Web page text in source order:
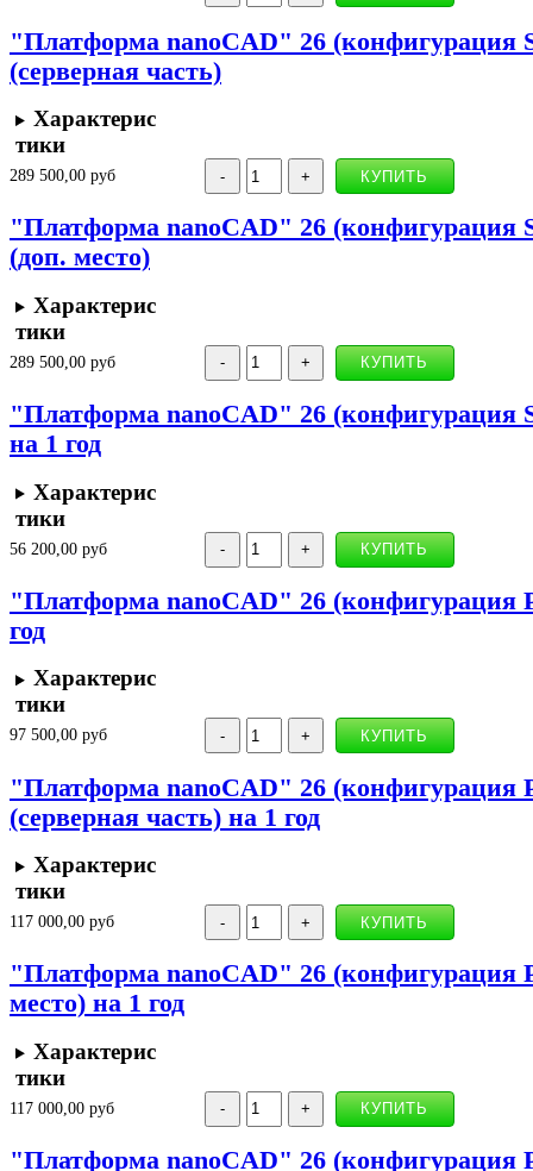
"Платформа nanoCAD" 26 (конфигурация
(серверная часть)
Характерис
тики
289 500,00 руб
"Платформа nanoCAD" 26 (конфигурация
(доп. место)
Характерис
тики
289 500,00 руб
"Платформа nanoCAD" 26 (конфигурация
на 1 год
Характерис
тики
56 200,00 руб
"Платформа nanoCAD" 26 (конфигурация
год
Характерис
тики
97 500,00 руб
"Платформа nanoCAD" 26 (конфигурация
(серверная часть) на 1 год
Характерис
тики
117 000,00 руб
"Платформа nanoCAD" 26 (конфигурация
место) на 1 год
Характерис
тики
117 000,00 руб
"Платформа nanoCAD" 26 (конфигурация